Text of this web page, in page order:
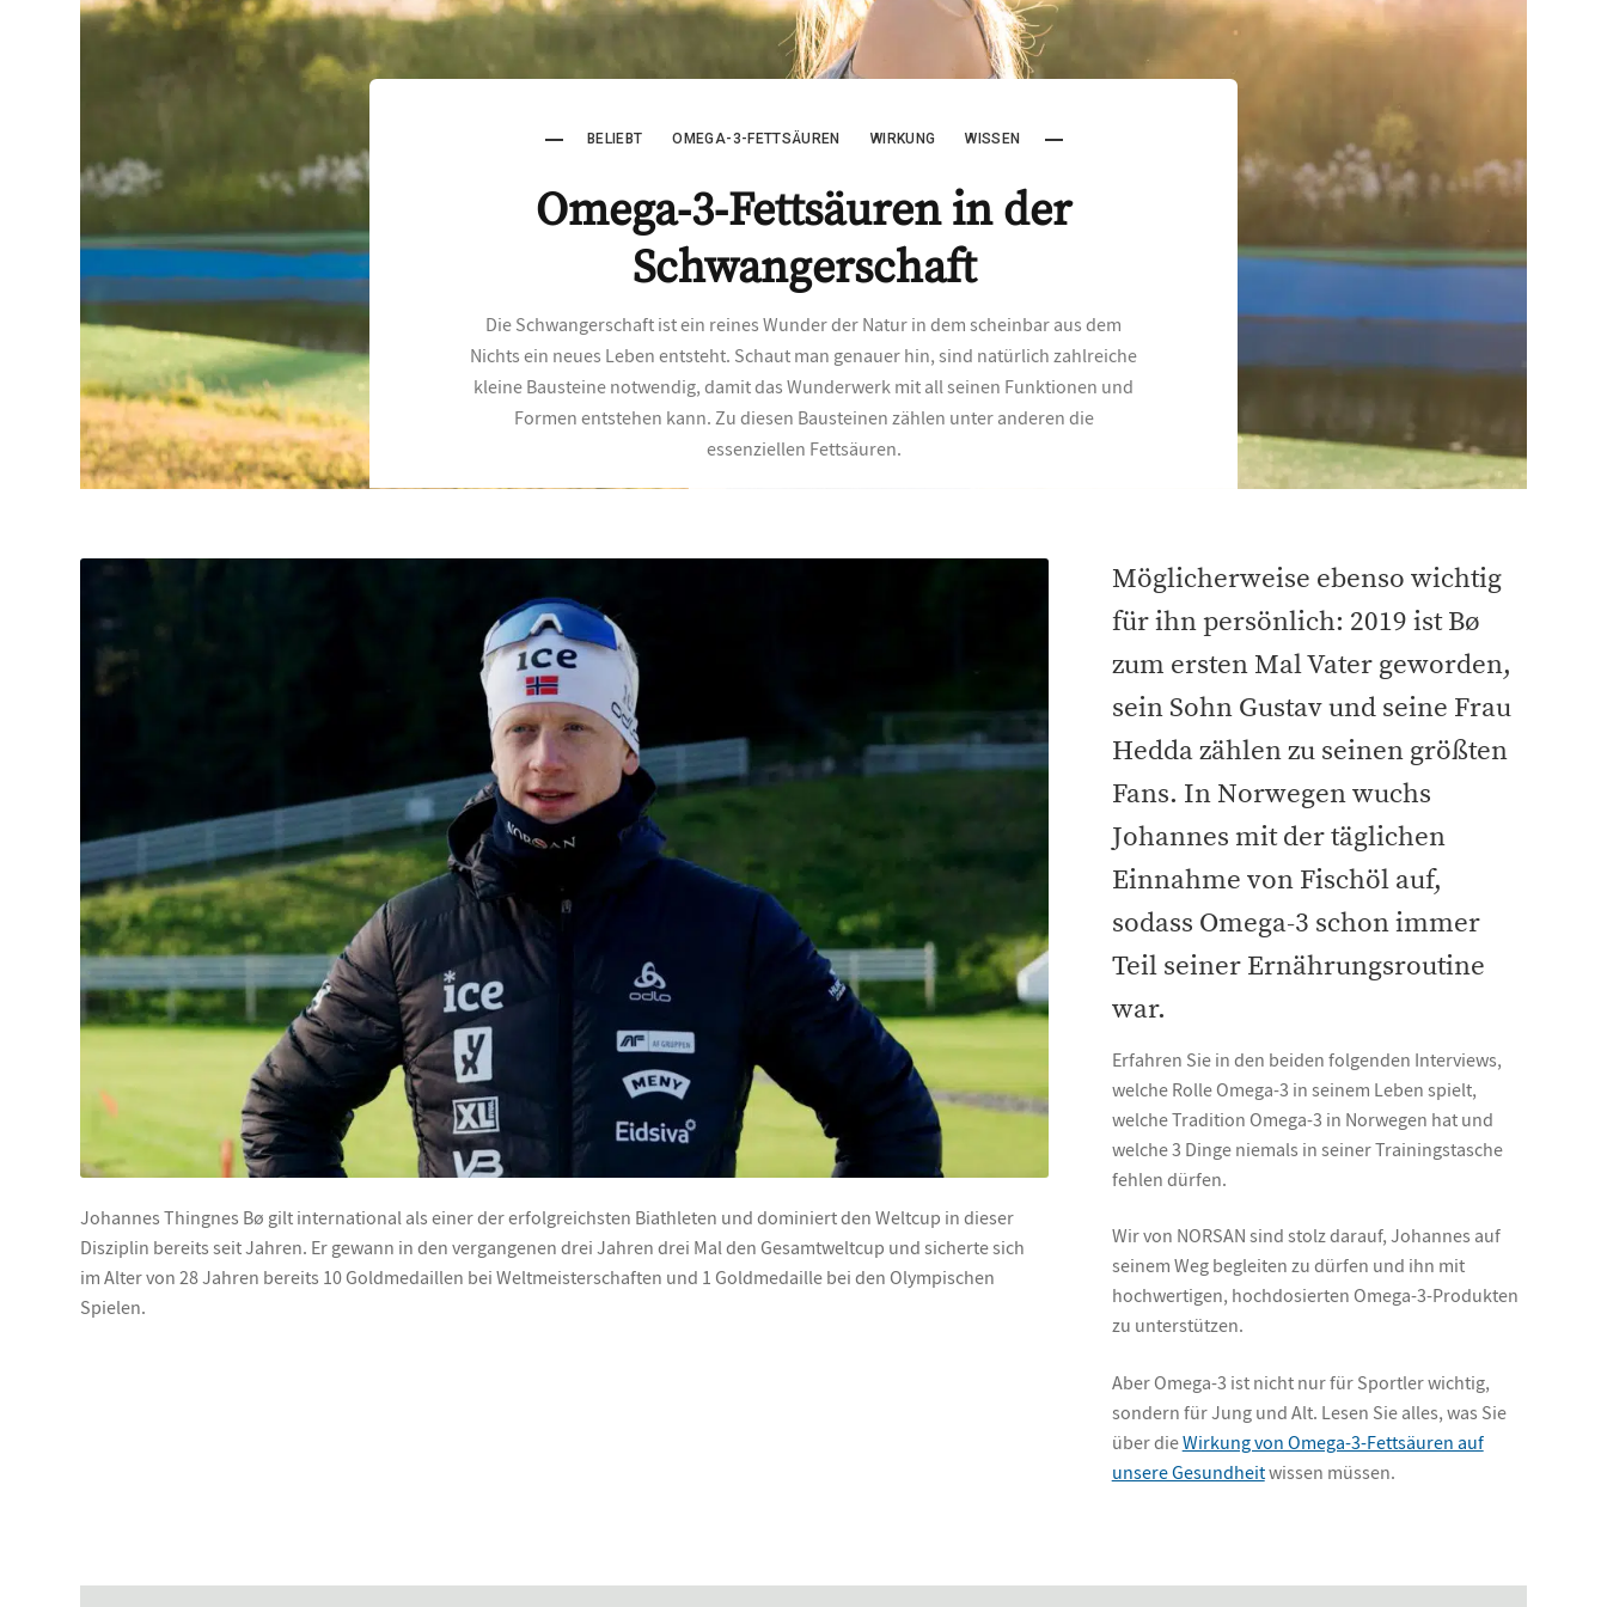
BELIEBT OMEGA-3-FETTSÄUREN WIRKUNG WISSEN
Omega-3-Fettsäuren in der
Schwangerschaft
Die Schwangerschaft ist ein reines Wunder der Natur in dem scheinbar aus dem
Nichts ein neues Leben entsteht. Schaut man genauer hin, sind natürlich zahlreiche
kleine Bausteine notwendig, damit das Wunderwerk mit all seinen Funktionen und
Formen entstehen kann. Zu diesen Bausteinen zählen unter anderen die
essenziellen Fettsäuren.
Johannes Thingnes Bø gilt international als einer der erfolgreichsten Biathleten und dominiert den Weltcup in dieser
Disziplin bereits seit Jahren. Er gewann in den vergangenen drei Jahren drei Mal den Gesamtweltcup und sicherte sich
im Alter von 28 Jahren bereits 10 Goldmedaillen bei Weltmeisterschaften und 1 Goldmedaille bei den Olympischen
Spielen.
Möglicherweise ebenso wichtig
für ihn persönlich: 2019 ist Bø
zum ersten Mal Vater geworden,
sein Sohn Gustav und seine Frau
Hedda zählen zu seinen größten
Fans. In Norwegen wuchs
Johannes mit der täglichen
Einnahme von Fischöl auf,
sodass Omega-3 schon immer
Teil seiner Ernährungsroutine
war.
Erfahren Sie in den beiden folgenden Interviews,
welche Rolle Omega-3 in seinem Leben spielt,
welche Tradition Omega-3 in Norwegen hat und
welche 3 Dinge niemals in seiner Trainingstasche
fehlen dürfen.
Wir von NORSAN sind stolz darauf, Johannes auf
seinem Weg begleiten zu dürfen und ihn mit
hochwertigen, hochdosierten Omega-3-Produkten
zu unterstützen.
Aber Omega-3 ist nicht nur für Sportler wichtig,
sondern für Jung und Alt. Lesen Sie alles, was Sie
über dieWirkung von Omega-3-Fettsäuren auf
unsere Gesundheitwissen müssen.